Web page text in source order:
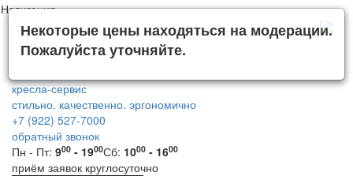
Навигация
кресла-сервис
стильно. качественно. эргономично
+7 (922) 527-7000
обратный звонок
Пн - Пт: 900 - 1900Сб: 1000 - 1600
приём заявок круглосуточно
Некоторые цены находяться на модерации.
Пожалуйста уточняйте.